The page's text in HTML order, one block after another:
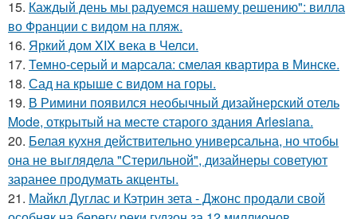
15. Каждый день мы радуемся нашему решению": вилла
во Франции с видом на пляж.
16. Яркий дом XIX века в Челси.
17. Темно-серый и марсала: смелая квартира в Минске.
18. Сад на крыше с видом на горы.
19. В Римини появился необычный дизайнерский отель
Mode, открытый на месте старого здания Arlesiana.
20. Белая кухня действительно универсальна, но чтобы
она не выглядела "Стерильной", дизайнеры советуют
заранее продумать акценты.
21. Майкл Дуглас и Кэтрин зета - Джонс продали свой